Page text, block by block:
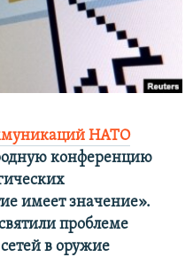
НАТО
конференцию
имеет значение».
проблеме
в оружие